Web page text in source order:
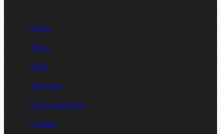
Болты
Винты
Гайки
Заклепки
Пресс-масленки
Пробки